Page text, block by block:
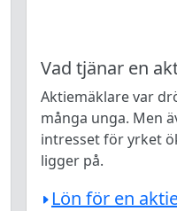
Vad tjänar en
Aktiemäklare var
många unga. Men
intresset för yrket
ligger på.
Lön för en